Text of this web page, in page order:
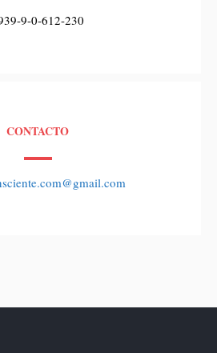
9-0-612-230
CONTACTO